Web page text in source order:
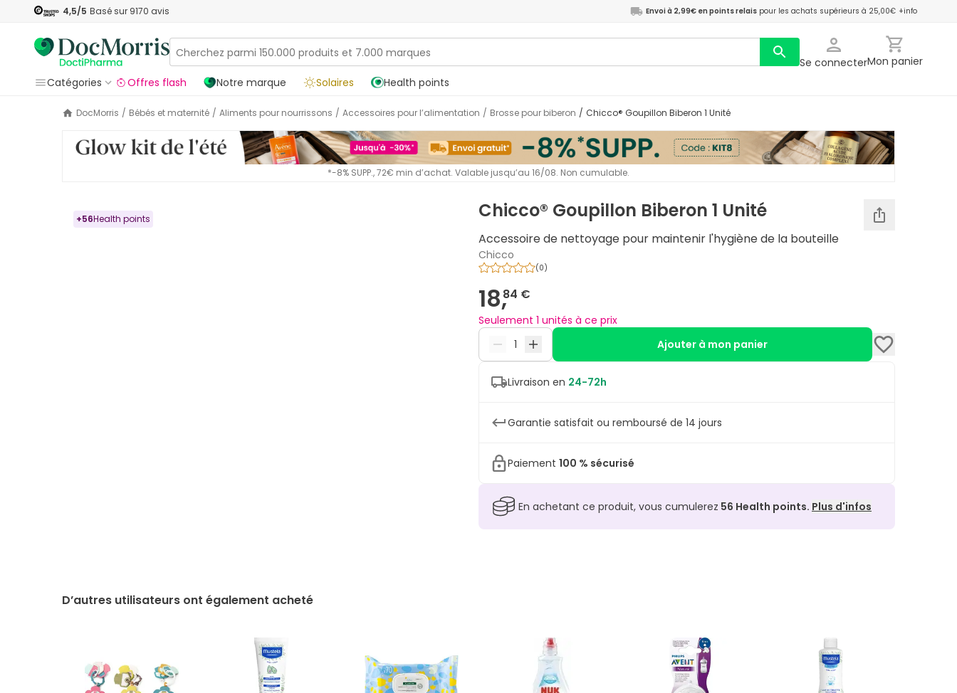
4,5/5 Basé sur 9170 avis Envoi à 2,99€ en points relais pour les achats supérieurs à 25,00€ +info
Se connecterMon panier
Catégories
Offres flash Notre marque Solaires Health points
DocMorris / Bébés et maternité / Aliments pour nourrissons / Accessoires pour l’alimentation / Brosse pour biberon / Chicco® Goupillon Biberon 1 Unité
*-8% SUPP., 72€ min d’achat. Valable jusqu’au 16/08. Non cumulable.
+56Health points Chicco® Goupillon Biberon 1 Unité
Accessoire de nettoyage pour maintenir l'hygiène de la bouteille
Chicco
(0)
18,84 €
Seulement 1 unités à ce prix
Ajouter à mon panier
Livraison en 24-72h
Garantie satisfait ou remboursé de 14 jours
Paiement 100 % sécurisé
En achetant ce produit, vous cumulerez 56 Health points. Plus d'infos
D’autres utilisateurs ont également acheté